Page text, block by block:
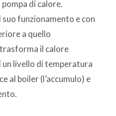
di calore.
funzionamento e con
a quello
il calore
livello di temperatura
al boiler (l’accumulo) e